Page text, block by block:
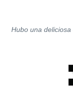
Hubo una